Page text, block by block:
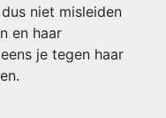
niet misleiden
en haar
je tegen haar